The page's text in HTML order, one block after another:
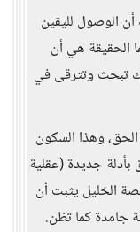
الوصول لليقين
الحقيقة هي أن
تبحث وتترقى في
وهذا السكون
بأدلة جديدة (عقلية
الخليل يثبت أن
جامدة كما تظن.